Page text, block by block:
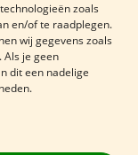
zoals
en/of te raadplegen.
wij gegevens zoals
Als je geen
dit een nadelige